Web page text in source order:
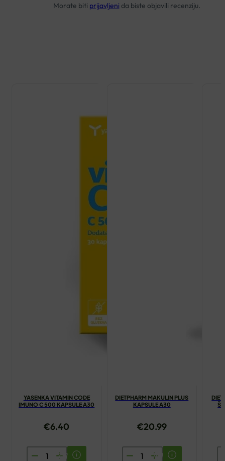
Morate biti prijavljeni da biste objavili recenziju.
YASENKA VITAMIN CODE
IMUNO C 500 KAPSULE A30
€6.40
YASENKA
DIETPHARM MAKULIN PLUS
KAPSULE A30
€20.99
DIETPHARM